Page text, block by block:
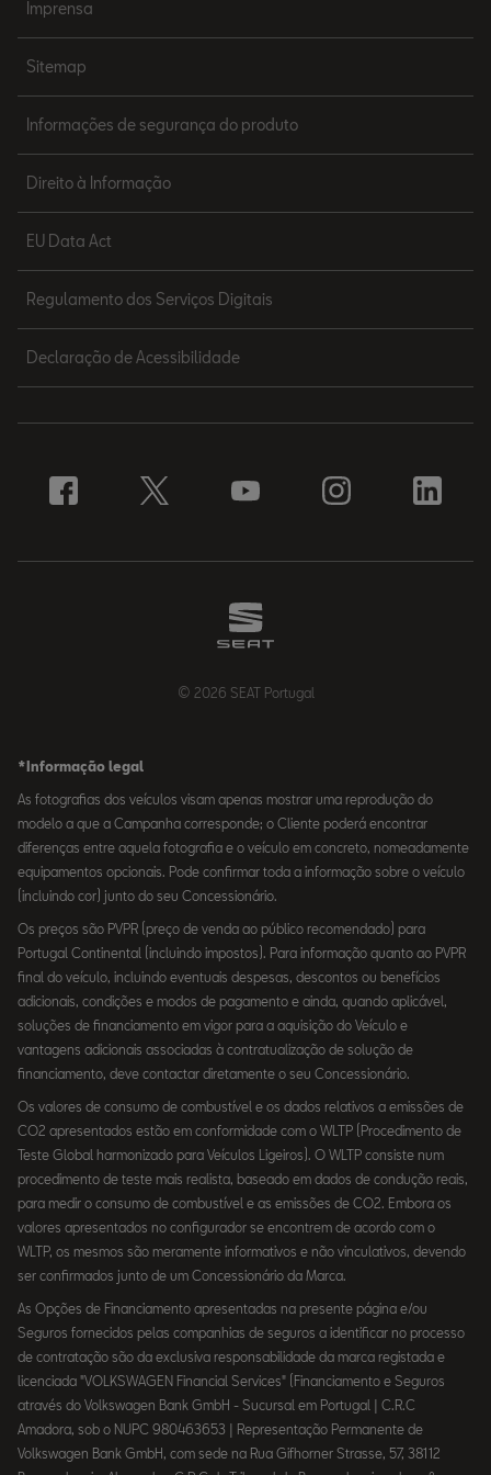
Imprensa
Sitemap
Informações de segurança do produto
Direito à Informação
EU Data Act
Regulamento dos Serviços Digitais
Declaração de Acessibilidade
© 2026 SEAT Portugal
*Informação legal
As fotografias dos veículos visam apenas mostrar uma reprodução do
modelo a que a Campanha corresponde; o Cliente poderá encontrar
diferenças entre aquela fotografia e o veículo em concreto, nomeadamente
equipamentos opcionais. Pode confirmar toda a informação sobre o veículo
(incluindo cor) junto do seu Concessionário.
Os preços são PVPR (preço de venda ao público recomendado) para
Portugal Continental (incluindo impostos). Para informação quanto ao PVPR
final do veículo, incluindo eventuais despesas, descontos ou benefícios
adicionais, condições e modos de pagamento e ainda, quando aplicável,
soluções de financiamento em vigor para a aquisição do Veículo e
vantagens adicionais associadas à contratualização de solução de
financiamento, deve contactar diretamente o seu Concessionário.
Os valores de consumo de combustível e os dados relativos a emissões de
CO2 apresentados estão em conformidade com o WLTP (Procedimento de
Teste Global harmonizado para Veículos Ligeiros). O WLTP consiste num
procedimento de teste mais realista, baseado em dados de condução reais,
para medir o consumo de combustível e as emissões de CO2. Embora os
valores apresentados no configurador se encontrem de acordo com o
WLTP, os mesmos são meramente informativos e não vinculativos, devendo
ser confirmados junto de um Concessionário da Marca.
As Opções de Financiamento apresentadas na presente página e/ou
Seguros fornecidos pelas companhias de seguros a identificar no processo
de contratação são da exclusiva responsabilidade da marca registada e
licenciada "VOLKSWAGEN Financial Services" (Financiamento e Seguros
através do Volkswagen Bank GmbH - Sucursal em Portugal | C.R.C
Amadora, sob o NUPC 980463653 | Representação Permanente de
Volkswagen Bank GmbH, com sede na Rua Gifhorner Strasse, 57, 38112